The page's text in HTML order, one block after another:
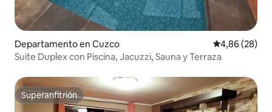
Departamento en Cuzco Calificación
4,86 (28)
Suite Duplex con Piscina, Jacuzzi, Sauna y Terraza
Superanfitrión
Superanfitrión